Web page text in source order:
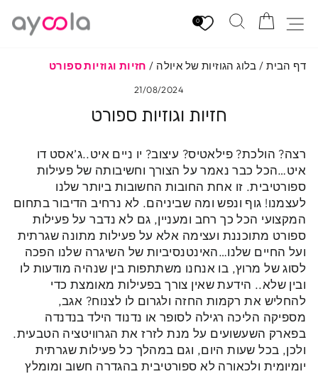
לתוכן
0
חיפוש ניווט באתר
הזמנה
דף הבית / בלוג הגוזיות של איולה / חזיות וגוזיות ספורט
21/08/2024
חזיות וגוזיות ספורט
רצה? הולכת? פילאטיס? עיצוב? יו ניים איט..ג’אסט דו
איט…הכל כבר נאמר על הצורך וחשיבותה של פעילות
ספורטיבית. זו אחת החובות החשובות ביותר שלנו
לעצמנו! גוף ונפש ומה שביניהם. לא נרחיב הדיבור בתחום
המקצועי הכל כך רחב ומעניין, גם לא נדבר על פעילות
ספורט מתוכננת ועצימה אלא על פעילות מתונה שגרתית
ועל החיים שלנו…האינטנסיביות של השיגרה שלנו הפכה
לסוג של מרוץ, בו אנחנו משתתפות בין שנהיה מודעות לו
ובין שלא.. הידעת שאין צורך בפעילות מאומצת כדי
להחליש את רקמות החזה ולגרום לו לצנוח? אגב,
מספיקה הליכה רגילה לסופר או נדנוד הילד בנדנדה
בפארק השעשועים על מנת לזרז את הגרוויטציה הטבעית.
ולכן, בכל שעות היום, וגם במהלך כל פעילות שגרתית
יומיומית ולכאורה לא ספורטיבית בהגדרה חשוב ומומלץ